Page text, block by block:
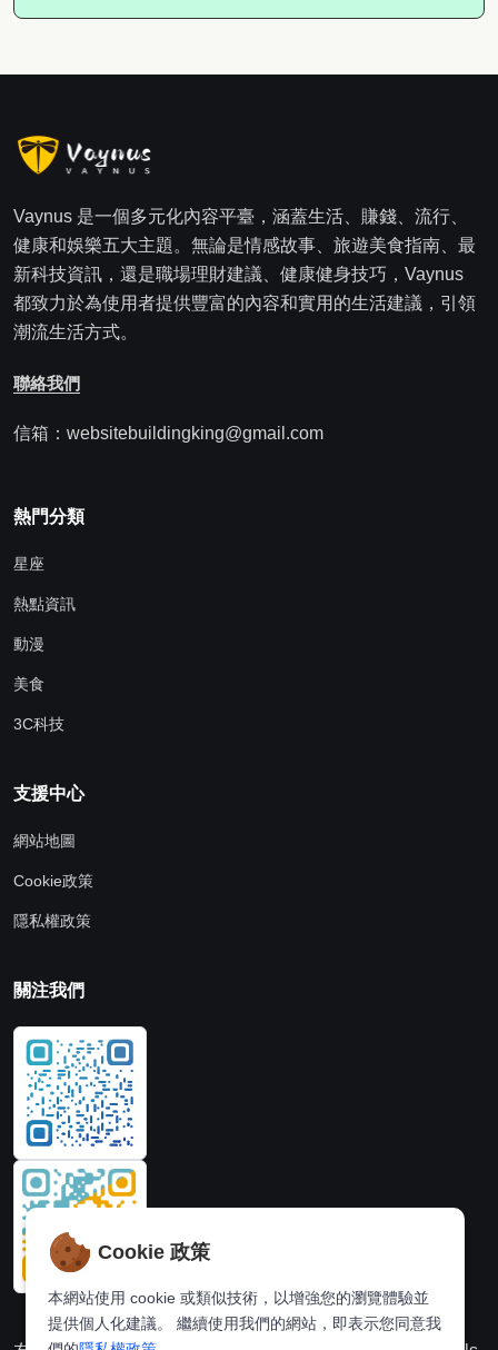
Vaynus 是一個多元化內容平臺，涵蓋生活、賺錢、流行、
健康和娛樂五大主題。無論是情感故事、旅遊美食指南、最
新科技資訊，還是職場理財建議、健康健身技巧，Vaynus
都致力於為使用者提供豐富的內容和實用的生活建議，引領
潮流生活方式。
聯絡我們
信箱：websitebuildingking@gmail.com
熱門分類
星座
熱點資訊
動漫
美食
3C科技
支援中心
網站地圖
Cookie政策
隱私權政策
關注我們
Cookie 政策
本網站使用 cookie 或類似技術，以增強您的瀏覽體驗並
提供個人化建議。 繼續使用我們的網站，即表示您同意我